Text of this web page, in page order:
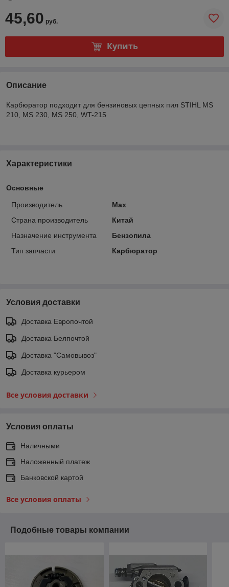
45,60 руб.
Купить
Описание
Карбюратор подходит для бензиновых цепных пил STIHL MS
210, MS 230, MS 250, WT-215
Характеристики
Основные
Производитель
Max
Страна производитель
Китай
Назначение инструмента
Бензопила
Тип запчасти
Карбюратор
Условия доставки
Доставка Европочтой
Доставка Белпочтой
Доставка "Самовывоз"
Доставка курьером
Все условия доставки
Условия оплаты
Наличными
Наложенный платеж
Банковской картой
Все условия оплаты
Подобные товары компании